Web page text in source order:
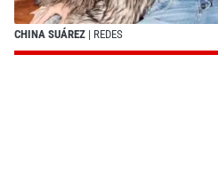
CHINA SUÁREZ | REDES